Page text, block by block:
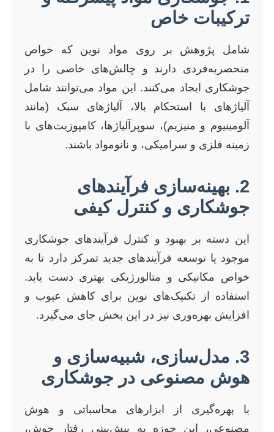
ترکیبات خاص
شامل پژوهش بر روی مواد نوین که خواص
منحصربه‌فردی دارند و چالش‌های خاصی را در
جوشکاری ایجاد می‌کنند. این مواد می‌توانند شامل
آلیاژهای با استحکام بالا، آلیاژهای سبک (مانند
آلومینیوم و منیزیم)، سوپرآلیاژها، کامپوزیت‌های با
زمینه فلزی و سرامیکی، و نانومواد باشند.
2. بهینه‌سازی فرآیندهای
جوشکاری و کنترل کیفی
این دسته بر بهبود و کنترل فرآیندهای جوشکاری
موجود یا توسعه فرآیندهای جدید تمرکز دارد تا به
خواص مکانیکی و متالورژیکی بهتری دست یابد.
استفاده از تکنیک‌های نوین برای کاهش عیوب و
افزایش بهره‌وری نیز در این بخش جای می‌گیرد.
3. مدل‌سازی، شبیه‌سازی و
هوش مصنوعی در جوشکاری
با بهره‌گیری از ابزارهای محاسباتی و هوش
مصنوعی، این حوزه به پیش‌بینی رفتار جوش،